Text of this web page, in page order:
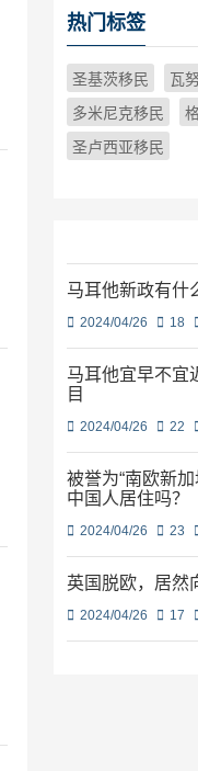
热门标签
圣基茨移民
瓦
多米尼克移民
圣卢西亚移民
马耳他新政有什
2024/04/26 18
马耳他宜早不宜
目
2024/04/26 22
被誉为“南欧新
中国人居住吗？
2024/04/26 23
英国脱欧，居然
2024/04/26 17